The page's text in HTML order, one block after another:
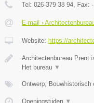
Tel: 026-379 38 94 , Fax: -
E-mail ›
Website: https://
Architectenbureau Prent
Het bureau ▼
Ontwerp, Bouwhistorisch
Openingstijden ▼